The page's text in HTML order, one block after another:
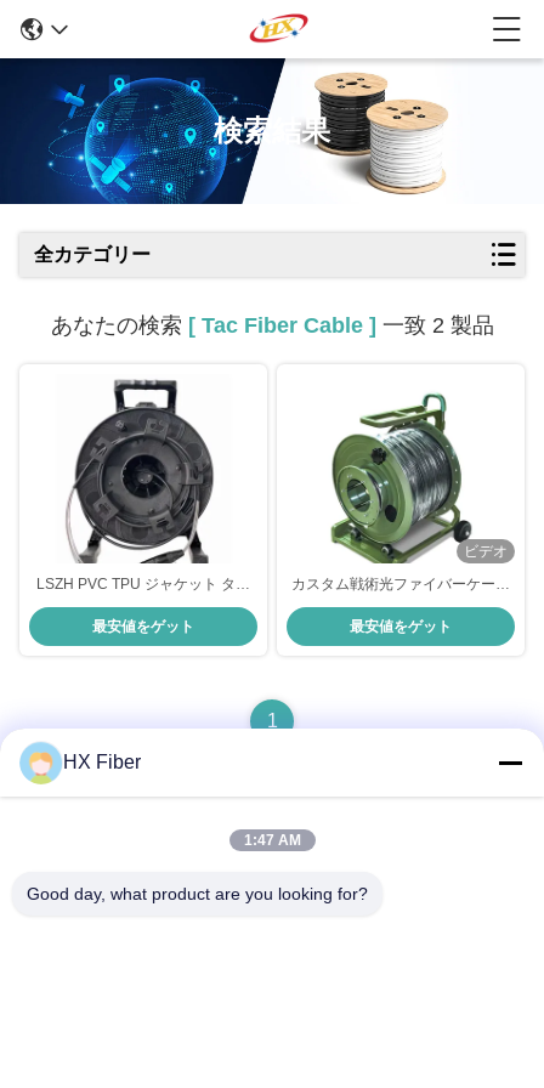
検索結果
全カテゴリー
あなたの検索 [ Tac Fiber Cable ] 一致 2 製品
LSZH PVC TPU ジャケット タク
ティカルファイバーケーブル カス
タマイズ タクチカルファイバーケ
ーブル
最安値をゲット
ビデオ
カスタム戦術光ファイバーケーブ
ル TPUスパイラルタック光ファイ
バー装甲チューブ
最安値をゲット
1
HX Fiber
1:47 AM
Good day, what product are you looking for?